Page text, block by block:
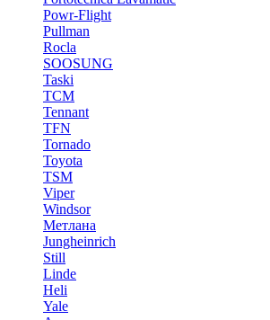
Powr-Flight
Pullman
Rocla
SOOSUNG
Taski
TCM
Tennant
TFN
Tornado
Toyota
TSM
Viper
Windsor
Метлана
Jungheinrich
Still
Linde
Heli
Yale